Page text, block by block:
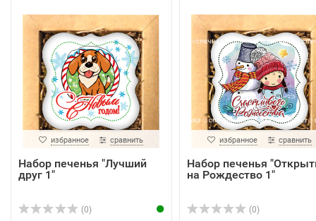
избранное сравнить
Набор печенья "Лучший
друг 1"
(0)
избранное сравнить
Набор печенья
на Рождество 1"
(0)